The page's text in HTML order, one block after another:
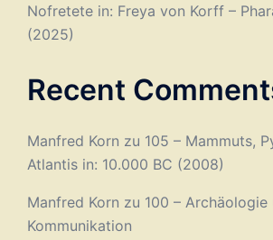
Nofretete in: Freya von Korff –
(2025)
Recent
Manfred Korn zu 105 – Mammuts,
Atlantis in: 10.000 BC (2008)
Manfred Korn zu 100 – Archäologie
Kommunikation